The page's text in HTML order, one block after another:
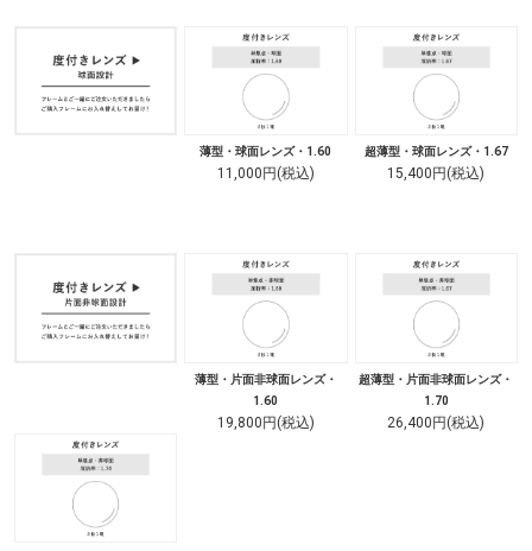
薄型・球面レンズ・1.60
11,000円(税込)
超薄型・球面レンズ・1.67
15,400円(税込)
薄型・片面非球面レンズ・
1.60
19,800円(税込)
超薄型・片面非球面レンズ・
1.70
26,400円(税込)